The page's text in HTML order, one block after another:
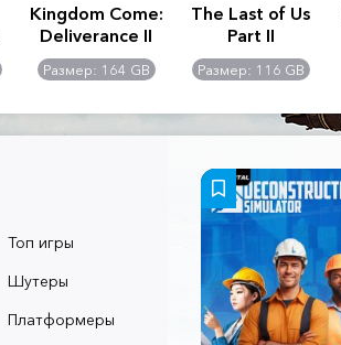
Kingdom Come:
Deliverance II
Размер: 164 GB
The Last of Us
Part II
Remastered
Размер: 116 GB
Топ игры
Шутеры
Платформеры